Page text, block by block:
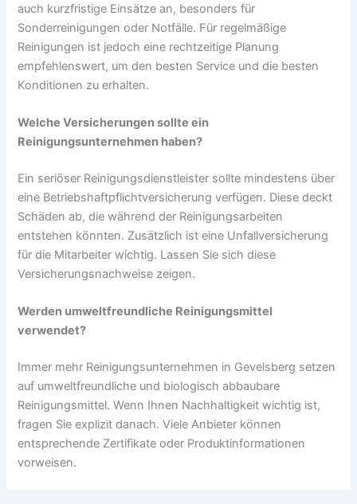
auch kurzfristige Einsätze an, besonders für
Sonderreinigungen oder Notfälle. Für regelmäßige
Reinigungen ist jedoch eine rechtzeitige Planung
empfehlenswert, um den besten Service und die besten
Konditionen zu erhalten.
Welche Versicherungen sollte ein
Reinigungsunternehmen haben?
Ein seriöser Reinigungsdienstleister sollte mindestens über
eine Betriebshaftpflichtversicherung verfügen. Diese deckt
Schäden ab, die während der Reinigungsarbeiten
entstehen könnten. Zusätzlich ist eine Unfallversicherung
für die Mitarbeiter wichtig. Lassen Sie sich diese
Versicherungsnachweise zeigen.
Werden umweltfreundliche Reinigungsmittel
verwendet?
Immer mehr Reinigungsunternehmen in Gevelsberg setzen
auf umweltfreundliche und biologisch abbaubare
Reinigungsmittel. Wenn Ihnen Nachhaltigkeit wichtig ist,
fragen Sie explizit danach. Viele Anbieter können
entsprechende Zertifikate oder Produktinformationen
vorweisen.